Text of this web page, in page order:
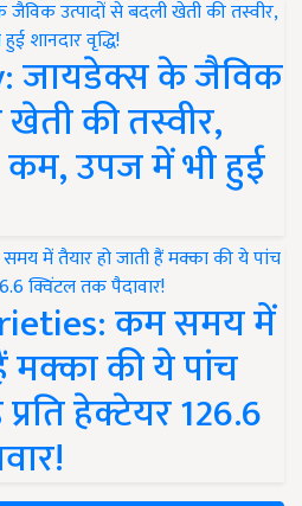
जायडेक्स के जैविक
की तस्वीर,
उपज में भी हुई
कम समय में
मक्का की ये पांच
हेक्टेयर 126.6